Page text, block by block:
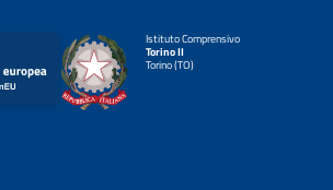
Istituto Comprensivo
Torino II
Torino (TO)